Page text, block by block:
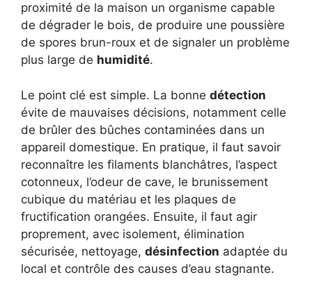
proximité de la maison un organisme capable
de dégrader le bois, de produire une poussière
de spores brun-roux et de signaler un problème
plus large de humidité.
Le point clé est simple. La bonne détection
évite de mauvaises décisions, notamment celle
de brûler des bûches contaminées dans un
appareil domestique. En pratique, il faut savoir
reconnaître les filaments blanchâtres, l’aspect
cotonneux, l’odeur de cave, le brunissement
cubique du matériau et les plaques de
fructification orangées. Ensuite, il faut agir
proprement, avec isolement, élimination
sécurisée, nettoyage, désinfection adaptée du
local et contrôle des causes d’eau stagnante.